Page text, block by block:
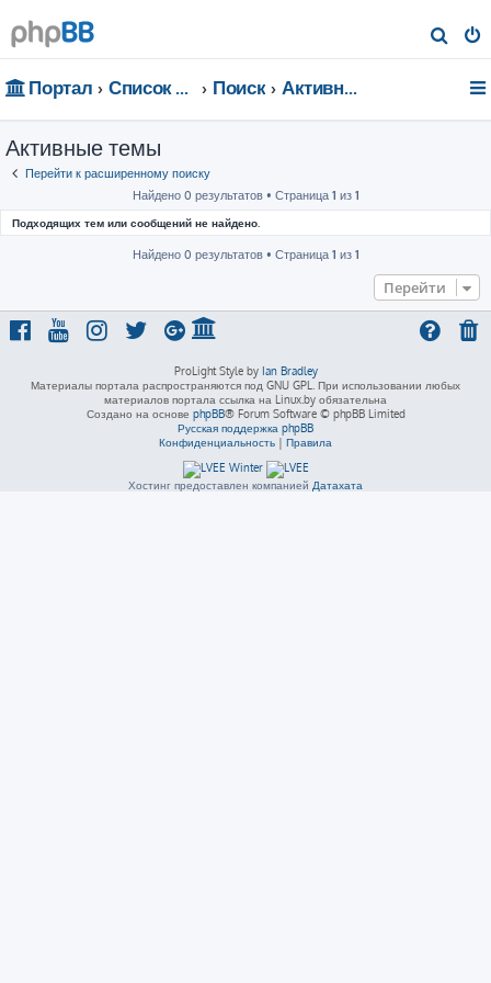
о
Портал Список форумов Поиск Активные темы
Активные темы
Перейти к расширенному поиску
Найдено 0 результатов • Страница 1 из 1
Подходящих тем или сообщений не найдено.
Найдено 0 результатов • Страница 1 из 1
Перейти
ProLight Style by Ian Bradley
Материалы портала распространяются под GNU GPL. При использовании любых
материалов портала ссылка на Linux.by обязательна
Создано на основе phpBB® Forum Software © phpBB Limited
Русская поддержка phpBB
Конфиденциальность | Правила
Хостинг предоставлен компанией Датахата